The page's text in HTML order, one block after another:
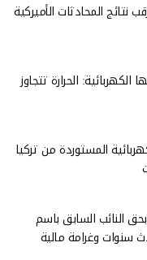
نتائج المحادثات الأميركية
الحرارة تتجاوز
المستوردة من تركيا
النائب السابق باسم
سنوات وغرامة مالية